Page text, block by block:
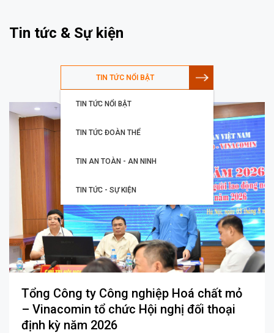
Tin tức & Sự kiện
TIN TỨC NỔI BẬT
TIN TỨC NỔI BẬT
TIN TỨC ĐOÀN THỂ
TIN AN TOÀN - AN NINH
TIN TỨC - SỰ KIỆN
Tổng Công ty Công nghiệp Hoá chất mỏ
– Vinacomin tổ chức Hội nghị đối thoại
định kỳ năm 2026